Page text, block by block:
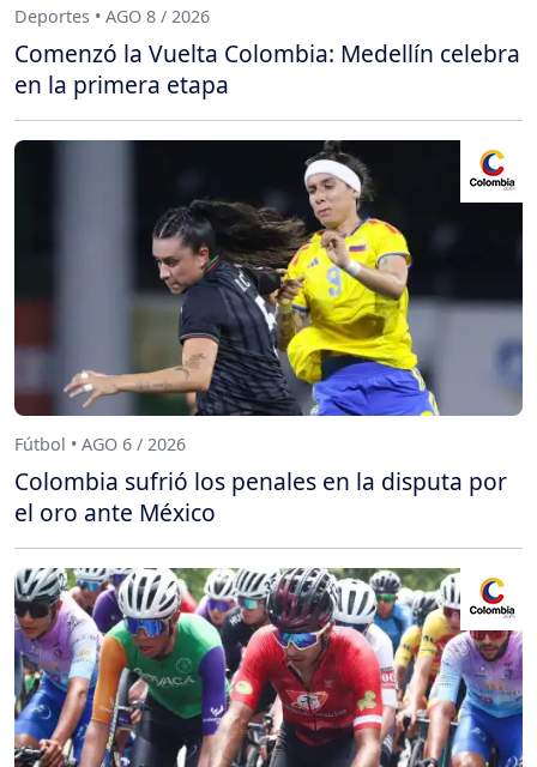
Deportes • AGO 8 / 2026
Comenzó la Vuelta Colombia: Medellín celebra
en la primera etapa
Fútbol • AGO 6 / 2026
Colombia sufrió los penales en la disputa por
el oro ante México